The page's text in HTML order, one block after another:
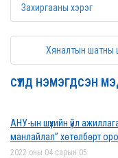
Захиргааны хэрэг
Хяналтын шатны
СҮҮЛД НЭМЭГДСЭН
АНУ-ын шүүхийн үйл
манлайлал” хөтөлбөрт
2022 оны 04 сарын 05